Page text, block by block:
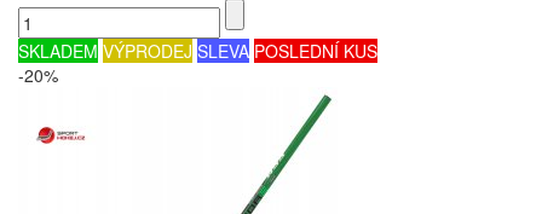
SKLADEM VÝPRODEJ SLEVA POSLEDNÍ KUS
-20%